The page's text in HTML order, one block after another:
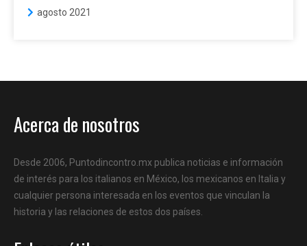
agosto 2021
Acerca de nosotros
Desde 2006, Puntodincontro.mx publica noticias e información
de interés para los italianos en México, los mexicanos en Italia y
cualquier persona interesada en los eventos que vinculan la
historia y las relaciones de estos dos países.